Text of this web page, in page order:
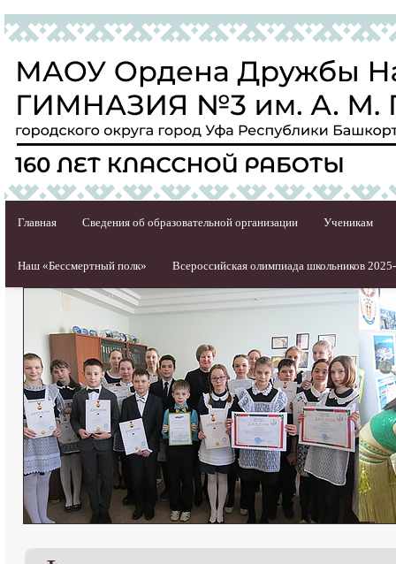
Главная Сведения об образовательной организации Ученикам
Наш «Бессмертный полк» Всероссийская олимпиада школьников